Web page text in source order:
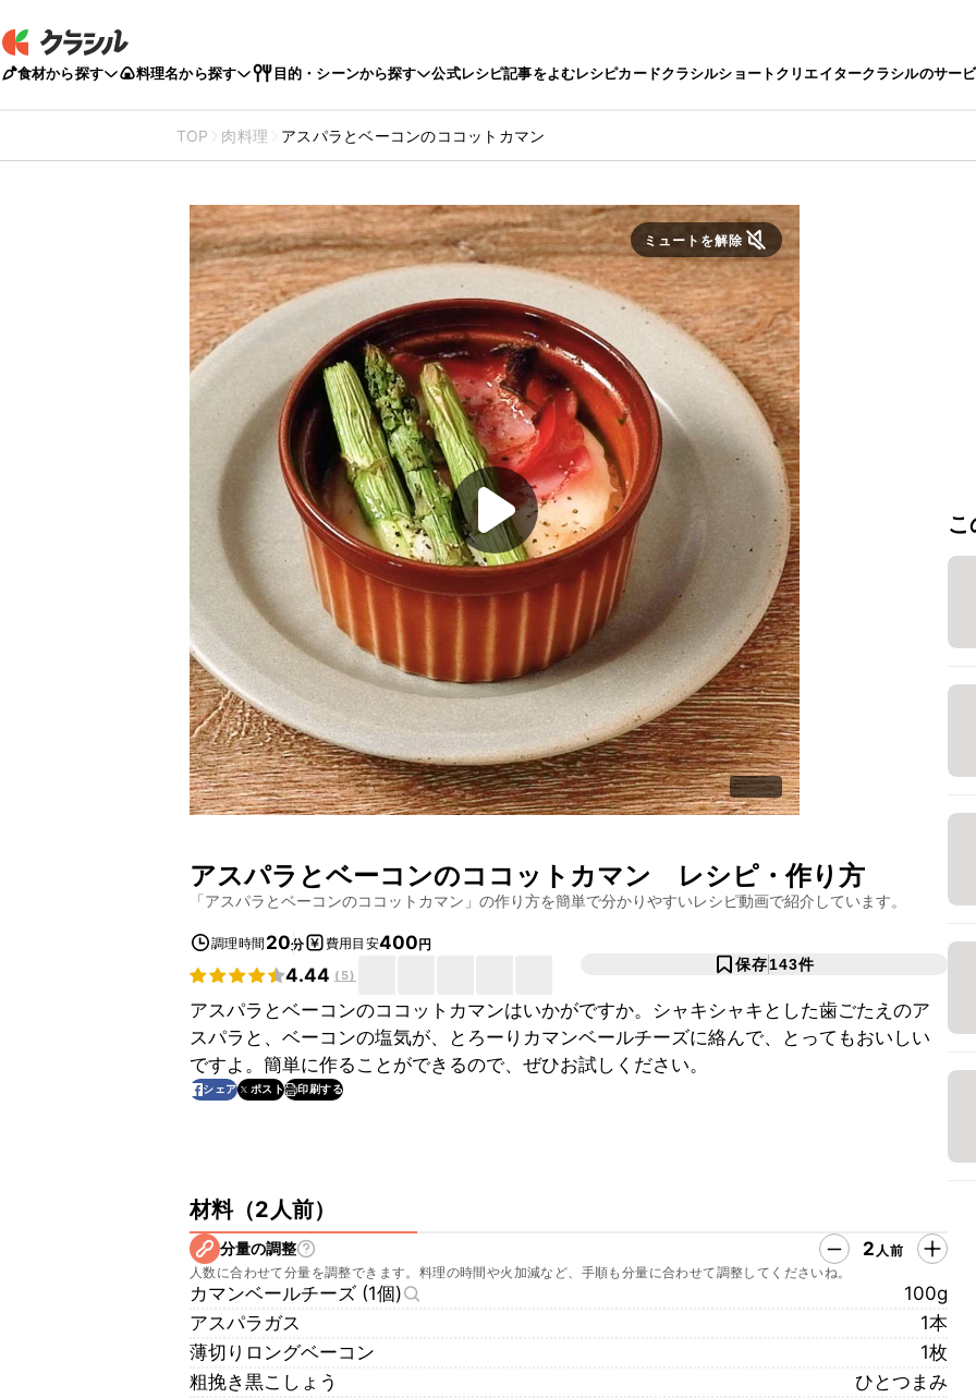
食材から探す 料理名から探す 目的・シーンから探す 公式レシピ記事をよむレシピカードクラシルショートクリエイタークラシルのサー
TOP 肉料理 アスパラとベーコンのココットカマン
ミュートを解除
アスパラとベーコンのココットカマン レシピ・作り方
「アスパラとベーコンのココットカマン 」の作り方を簡単で分かりやすいレシピ動画で紹介しています。
調理時間 20分 費用目安400円
4.44 ( 5)
保存143件
アスパラとベーコンのココットカマンはいかがですか。シャキシャキとした歯ごたえのア
スパラと、ベーコンの塩気が、とろーりカマンベールチーズに絡んで、とってもおいしい
ですよ。簡単に作ることができるので、ぜひお試しください。
シェア ポスト 印刷する
材料（2人前）
分量の調整 2 人前
人数に合わせて分量を調整できます。料理の時間や火加減など、手順も分量に合わせて調整してくださいね。
カマンベールチーズ (1個)
100g
アスパラガス
1本
薄切りロングベーコン
1枚
粗挽き黒こしょう
ひとつまみ